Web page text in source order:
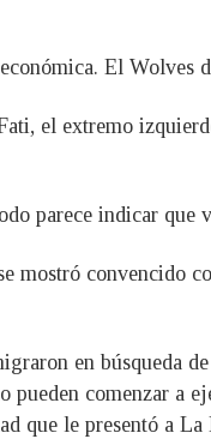
El Wolves
el extremo
parece indicar
mostró convencido
en búsqueda
pueden comenzar a
que le presentó a La